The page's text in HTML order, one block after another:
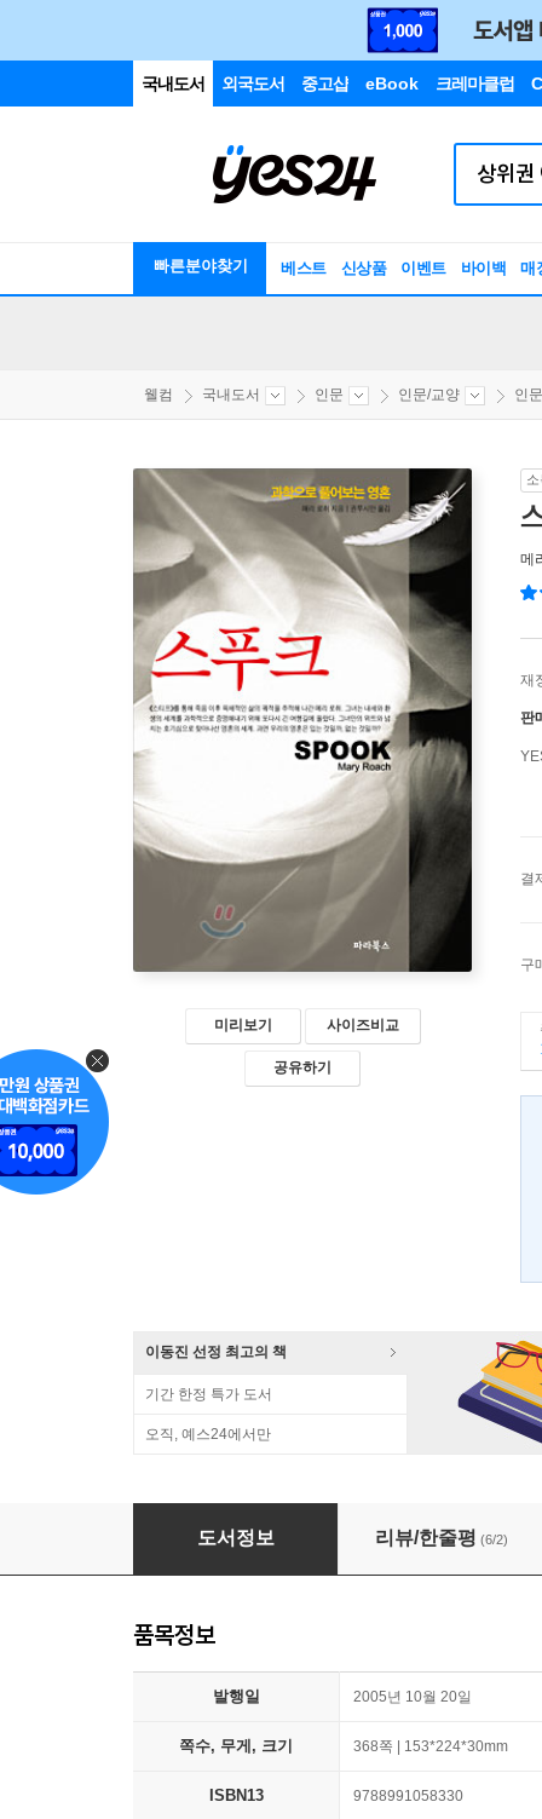
국내도서 외국도서 중고샵 eBook 크레마클럽
빠른분야찾기 베스트 신상품 이벤트 바이백 매
웰컴 국내도서 인문 인문/교양 인
미리보기 사이즈비교
공유하기
메
재
판
결
구
이동진 선정 최고의 책
기간 한정 특가 도서
오직, 예스24에서만
도서정보 리뷰/한줄평 (6/2)
품목정보
발행일 2005년 10월 20일
쪽수, 무게, 크기 368쪽 | 153*224*30mm
ISBN13 9788991058330